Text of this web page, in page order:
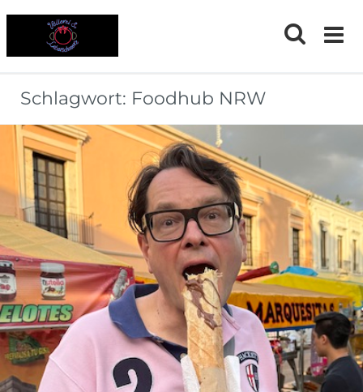
Schlagwort: Foodhub NRW